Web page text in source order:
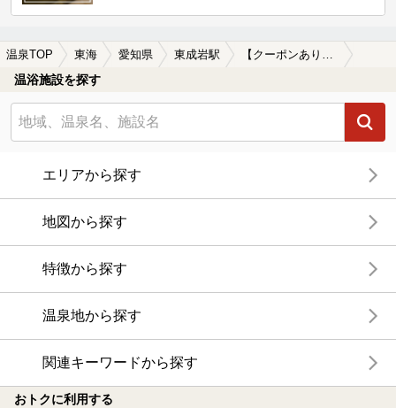
温泉TOP 東海 愛知県 東成岩駅 【クーポンあり】一人旅におすすめの東成岩駅近くの温泉、日帰り温泉、スーパー銭湯おすすめ
温浴施設を探す
エリアから探す
地図から探す
特徴から探す
温泉地から探す
関連キーワードから探す
おトクに利用する